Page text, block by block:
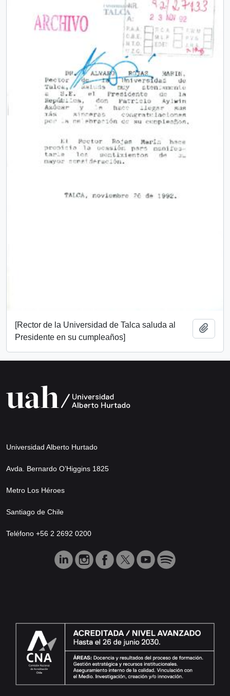
[Rector de la Universidad de Talca saluda al
Presidente en su cumpleaños]
Universidad Alberto Hurtado
Avda. Bernardo O’Higgins 1825
Metro Los Héroes
Santiago de Chile
Teléfono +56 2 2692 0200